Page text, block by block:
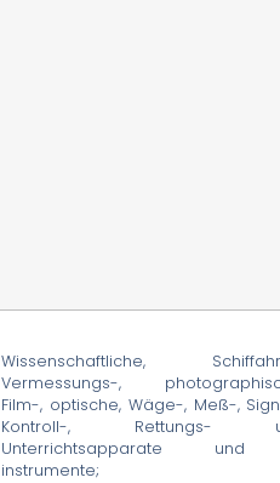
Wissenschaftliche,
Vermessungs-,
Film-, optische, Wäge-, Meß-,
Kontroll-, Rettungs-
Unterrichtsapparate
instrumente;